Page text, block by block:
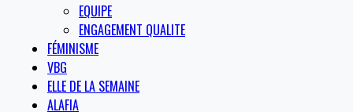
EQUIPE
ENGAGEMENT QUALITE
FÉMINISME
VBG
ELLE DE LA SEMAINE
ALAFIA